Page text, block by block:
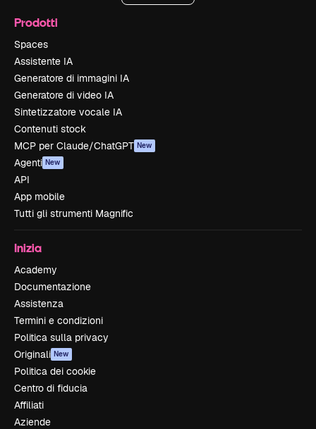
Prodotti
Spaces
Assistente IA
Generatore di immagini IA
Generatore di video IA
Sintetizzatore vocale IA
Contenuti stock
MCP per Claude/ChatGPT New
Agenti New
API
App mobile
Tutti gli strumenti Magnific
Inizia
Academy
Documentazione
Assistenza
Termini e condizioni
Politica sulla privacy
Originali New
Politica dei cookie
Centro di fiducia
Affiliati
Aziende